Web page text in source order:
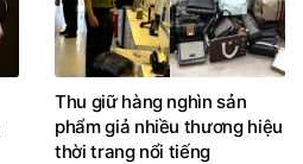
Thu giữ hàng nghìn sản
phẩm giả nhiều thương hiệu
thời trang nổi tiếng